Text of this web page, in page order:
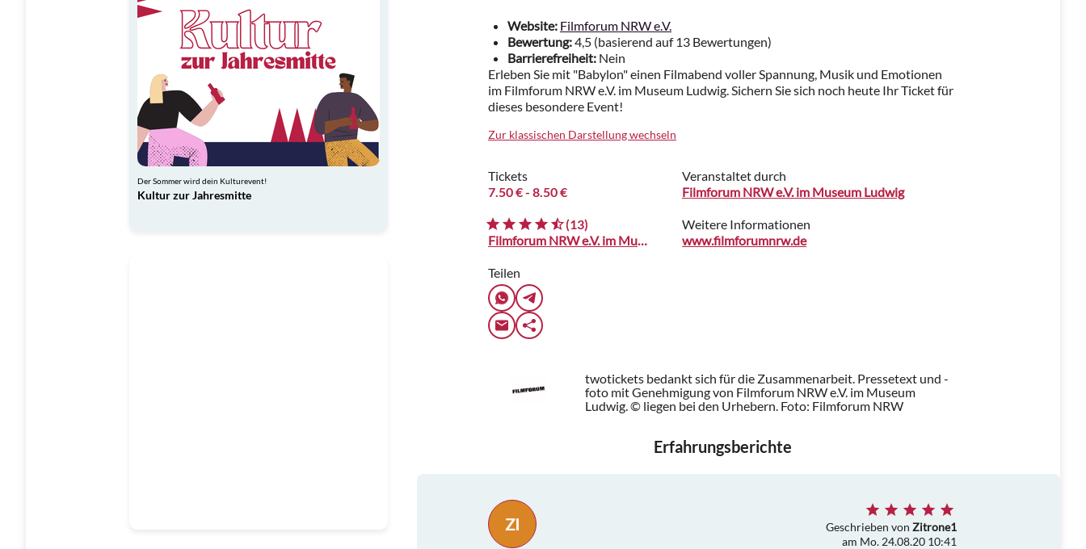
Der Sommer wird dein Kulturevent!
Kultur zur Jahresmitte
Website: Filmforum NRW e.V.
Bewertung:4,5 (basierend auf 13 Bewertungen)
Barrierefreiheit: Nein
Erleben Sie mit "Babylon" einen Filmabend voller Spannung, Musik und Emotionen
im Filmforum NRW e.V. im Museum Ludwig. Sichern Sie sich noch heute Ihr Ticket für
dieses besondere Event!
Zur klassischen Darstellung wechseln
Tickets
7.50 €- 8.50 €
(13)
Filmforum NRW e.V. im Museum Ludwig
Veranstaltet durch
Filmforum NRW e.V. im Museum Ludwig
Weitere Informationen
www.filmforumnrw.de
Teilen
twotickets bedankt sich für die Zusammenarbeit. Pressetext und -
foto mit Genehmigung von Filmforum NRW e.V. im Museum
Ludwig. © liegen bei den Urhebern. Foto: Filmforum NRW
Erfahrungsberichte
ZI Geschrieben von Zitrone1
am Mo. 24.08.20 10:41